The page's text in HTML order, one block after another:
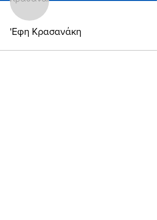
'Εφη Κρασανάκη